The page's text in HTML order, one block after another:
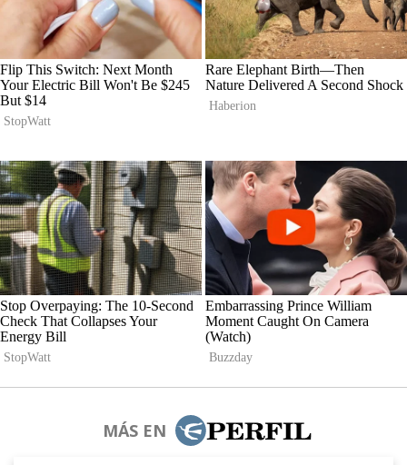
MÁS EN